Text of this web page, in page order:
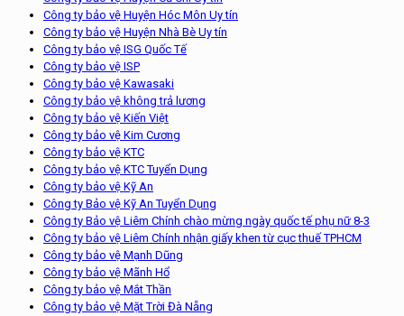
Công ty bảo vệ Huyện Hóc Môn Uy tín
Công ty bảo vệ Huyện Nhà Bè Uy tín
Công ty bảo vệ ISG Quốc Tế
Công ty bảo vệ ISP
Công ty bảo vệ Kawasaki
Công ty bảo vệ không trả lương
Công ty bảo vệ Kiến Việt
Công ty bảo vệ Kim Cương
Công ty bảo vệ KTC
Công ty bảo vệ KTC Tuyển Dụng
Công ty bảo vệ Kỹ An
Công ty Bảo vệ Kỹ An Tuyển Dụng
Công ty Bảo vệ Liêm Chính chào mừng ngày quốc tế phụ nữ 8-3
Công ty bảo vệ Liêm Chính nhận giấy khen từ cục thuế TPHCM
Công ty bảo vệ Mạnh Dũng
Công ty bảo vệ Mãnh Hổ
Công ty bảo vệ Mắt Thần
Công ty bảo vệ Mặt Trời Đà Nẵng